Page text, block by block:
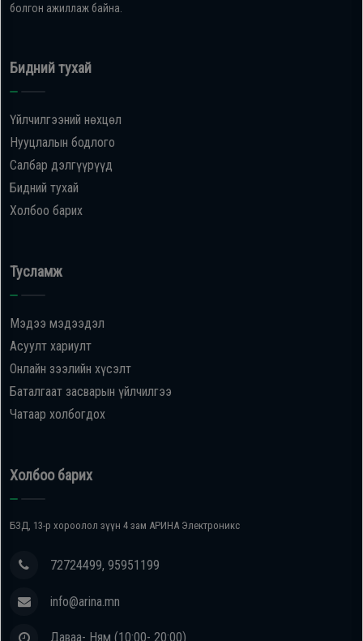
болгон ажиллаж байна.
Бидний тухай
Үйлчилгээний нөхцөл
Нууцлалын бодлого
Салбар дэлгүүрүүд
Бидний тухай
Холбоо барих
Тусламж
Мэдээ мэдээдэл
Асуулт хариулт
Онлайн зээлийн хүсэлт
Баталгаат засварын үйлчилгээ
Чатаар холбогдох
Холбоо барих
БЗД, 13-р хороолол зүүн 4 зам АРИНА Электроникс
72724499, 95951199
info@arina.mn
Даваа- Ням (10:00- 20:00)